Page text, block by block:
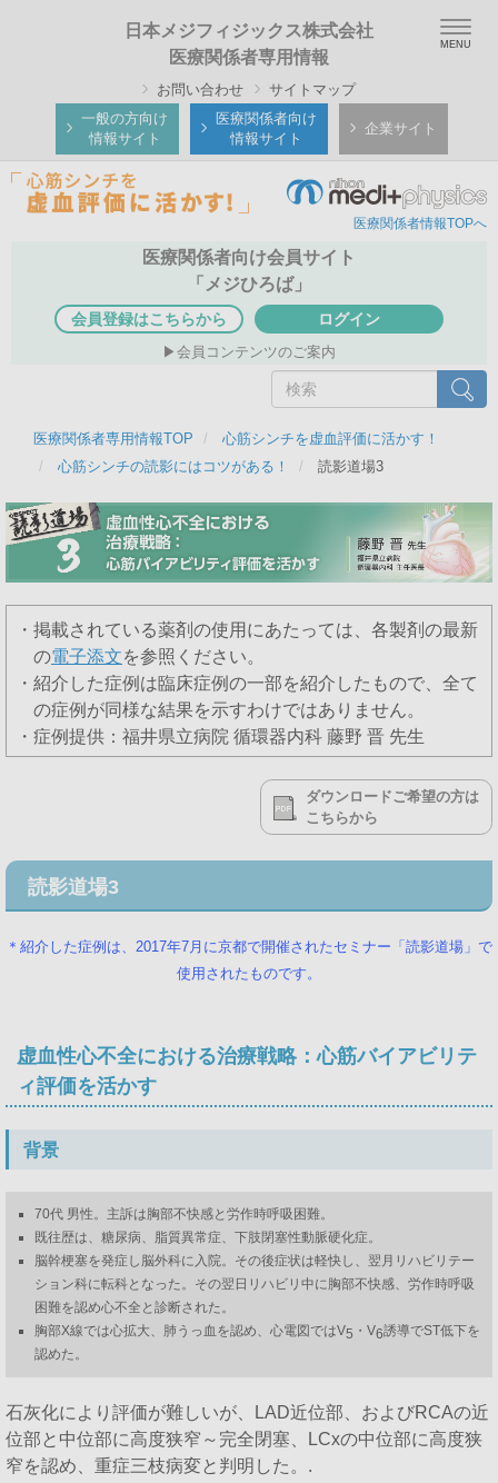
ン
日本メジフィジックス株式会社
医療関係者専用情報
お問い合わせ
サイトマップ
一般の方向け
情報サイト
医療関係者向け
情報サイト
企業サイト
医療関係者情報TOPへ
医療関係者向け会員サイト
「メジひろば」
会員登録はこちらから ログイン
会員コンテンツのご案内
索
検索
医療関係者専用情報TOP
心筋シンチを虚血評価に活かす！
心筋シンチの読影にはコツがある！
読影道場3
・掲載されている薬剤の使用にあたっては、各製剤の最新
の電子添文を参照ください。
・紹介した症例は臨床症例の一部を紹介したもので、全て
の症例が同様な結果を示すわけではありません。
・症例提供：福井県立病院 循環器内科 藤野 晋 先生
ダウンロードご希望の方は
こちらから
読影道場3
＊紹介した症例は、2017年7月に京都で開催されたセミナー「読影道場」で
使用されたものです。
虚血性心不全における治療戦略：心筋バイアビリテ
ィ評価を活かす
背景
70代 男性。主訴は胸部不快感と労作時呼吸困難。
既往歴は、糖尿病、脂質異常症、下肢閉塞性動脈硬化症。
脳幹梗塞を発症し脳外科に入院。その後症状は軽快し、翌月リハビリテー
ション科に転科となった。その翌日リハビリ中に胸部不快感、労作時呼吸
困難を認め心不全と診断された。
胸部X線では心拡大、肺うっ血を認め、心電図ではV5 ・V6誘導でST低下を
認めた。
石灰化により評価が難しいが、LAD近位部、およびRCAの近
位部と中位部に高度狭窄～完全閉塞、LCxの中位部に高度狭
窄を認め、重症三枝病変と判明した。.